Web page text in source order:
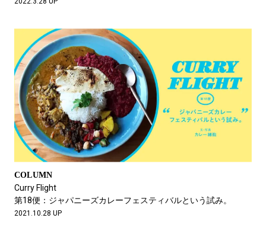
COLUMN
Curry Flight
第18便：ジャパニーズカレーフェスティバルという試み。
2021.10.28 UP